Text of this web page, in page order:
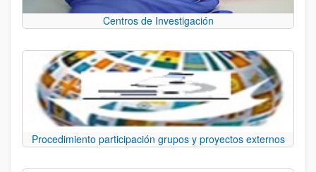
Centros de Investigación
Procedimiento participación grupos y proyectos externos